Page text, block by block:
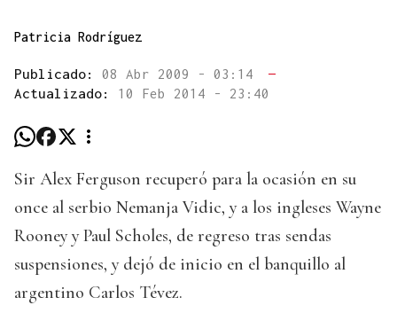
Patricia Rodríguez
Publicado: 08 Abr 2009 - 03:14
—
Actualizado: 10 Feb 2014 - 23:40
Sir Alex Ferguson recuperó para la ocasión en su
once al serbio Nemanja Vidic, y a los ingleses Wayne
Rooney y Paul Scholes, de regreso tras sendas
suspensiones, y dejó de inicio en el banquillo al
argentino Carlos Tévez.